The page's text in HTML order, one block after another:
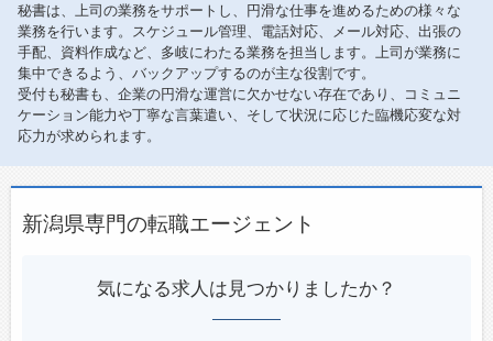
秘書は、上司の業務をサポートし、円滑な仕事を進めるための様々な
業務を行います。スケジュール管理、電話対応、メール対応、出張の
手配、資料作成など、多岐にわたる業務を担当します。上司が業務に
集中できるよう、バックアップするのが主な役割です。
受付も秘書も、企業の円滑な運営に欠かせない存在であり、コミュニ
ケーション能力や丁寧な言葉遣い、そして状況に応じた臨機応変な対
応力が求められます。
新潟県専門の転職エージェント
気になる求人は見つかりましたか？